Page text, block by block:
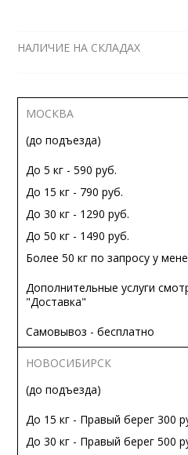
НАЛИЧИЕ НА СКЛАДАХ
МОСКВА
(до подъезда)
До 5 кг - 590 руб.
До 15 кг - 790 руб.
До 30 кг - 1290 руб.
До 50 кг - 1490 руб.
Более 50 кг по запросу у
Дополнительные услуги
"Доставка"
Самовывоз - бесплатно
НОВОСИБИРСК
(до подъезда)
До 15 кг - Правый берег 300
До 30 кг - Правый берег 500